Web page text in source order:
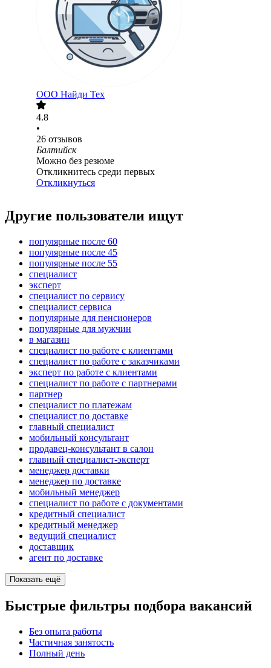
ООО Найди Тех
4.8
•
26 отзывов
Балтийск
Можно без резюме
Откликнитесь среди первых
Откликнуться
Другие пользователи ищут
популярные после 60
популярные после 45
популярные после 55
специалист
эксперт
специалист по сервису
специалист сервиса
популярные для пенсионеров
популярные для мужчин
в магазин
специалист по работе с клиентами
специалист по работе с заказчиками
эксперт по работе с клиентами
специалист по работе с партнерами
партнер
специалист по платежам
специалист по доставке
главный специалист
мобильный консультант
продавец-консультант в салон
главный специалист-эксперт
менеджер доставки
менеджер по доставке
мобильный менеджер
специалист по работе с документами
кредитный специалист
кредитный менеджер
ведущий специалист
доставщик
агент по доставке
Показать ещё
Быстрые фильтры подбора вакансий
Без опыта работы
Частичная занятость
Полный день